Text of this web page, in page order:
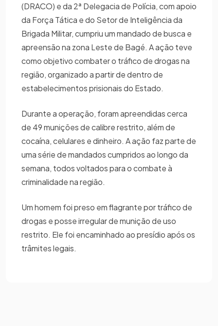
(DRACO) e da 2ª Delegacia de Polícia, com apoio
da Força Tática e do Setor de Inteligência da
Brigada Militar, cumpriu um mandado de busca e
apreensão na zona Leste de Bagé. A ação teve
como objetivo combater o tráfico de drogas na
região, organizado a partir de dentro de
estabelecimentos prisionais do Estado.
Durante a operação, foram apreendidas cerca
de 49 munições de calibre restrito, além de
cocaína, celulares e dinheiro. A ação faz parte de
uma série de mandados cumpridos ao longo da
semana, todos voltados para o combate à
criminalidade na região.
Um homem foi preso em flagrante por tráfico de
drogas e posse irregular de munição de uso
restrito. Ele foi encaminhado ao presídio após os
trâmites legais.